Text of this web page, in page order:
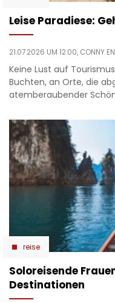
Leise Paradiese:
21.07.2026 UM 12:00, CONNY
Keine Lust auf
Buchten, an Orte, die
atemberaubender
reise
Soloreisende
Destinationen